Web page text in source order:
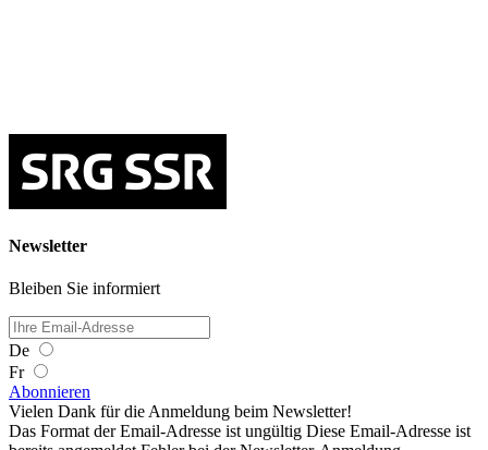
Newsletter
Bleiben Sie informiert
De
Fr
Abonnieren
Vielen Dank für die Anmeldung beim Newsletter!
Das Format der Email-Adresse ist ungültig Diese Email-Adresse ist